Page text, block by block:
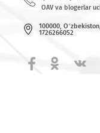
© 2026 MCHJ «UMS»
Barcha huquqlar
Bog`lanish uchun